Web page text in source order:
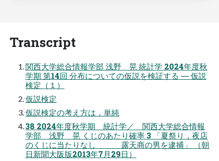
Transcript
関西大学総合情報学部 浅野 晃 統計学 2024年度秋
学期 第14回 分布についての仮説を検証する ― 仮説
検定（１）
仮説検定
仮説検定の考え方は，単純
38 2024年度秋学期 統計学／ 関西大学総合情報
学部 浅野 晃 くじのあたり確率 3 「夏祭り，夜店
のくじに当たりなし 露天商の男を逮捕」 （朝
日新聞大阪版2013年7月29日）